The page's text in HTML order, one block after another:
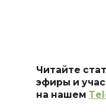
Читайте
эфиры и
на нашем